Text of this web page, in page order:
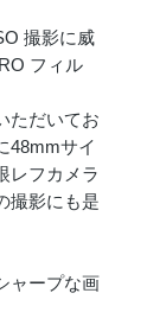
撮影に威
フィル
ただいてお
48mmサイ
レフカメラ
撮影にも是
ャープな画